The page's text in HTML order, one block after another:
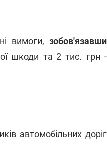
вимоги, зобов'язавши
шкоди та 2 тис. грн -
автомобільних доріг